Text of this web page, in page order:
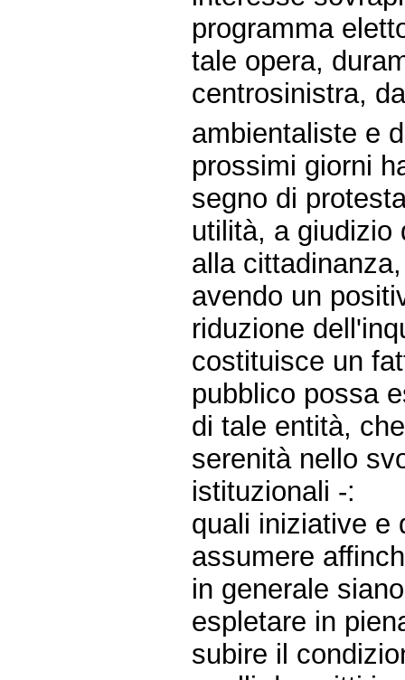
programma
tale opera,
centrosinistra,
ambientaliste e
prossimi giorni
segno di
utilità, a giudizio
alla
avendo un
riduzione
costituisce un
pubblico possa
di tale entità,
serenità nello
istituzionali -:
quali iniziative e
assumere
in generale
espletare in
subire il